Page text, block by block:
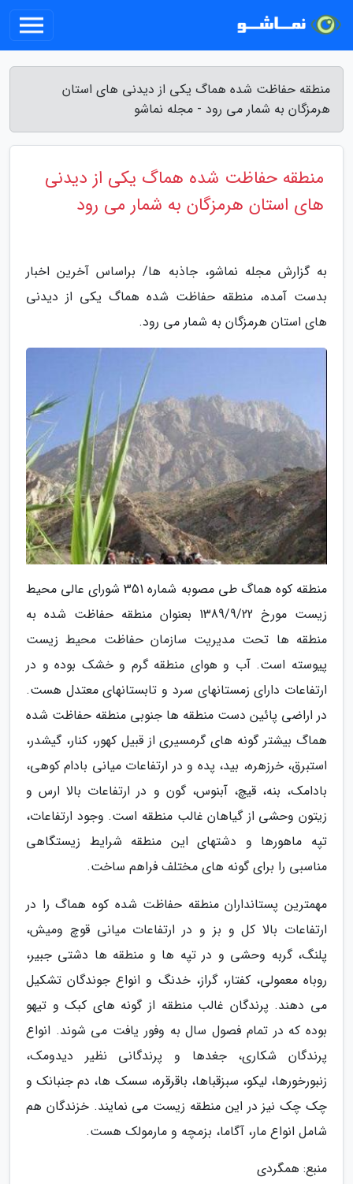
منطقه حفاظت شده هماگ یکی از دیدنی های استان
هرمزگان به شمار می رود - مجله نماشو
منطقه حفاظت شده هماگ یکی از دیدنی
های استان هرمزگان به شمار می رود
به گزارش مجله نماشو، جاذبه ها/ براساس آخرین اخبار
بدست آمده، منطقه حفاظت شده هماگ یکی از دیدنی
های استان هرمزگان به شمار می رود.
منطقه کوه هماگ طی مصوبه شماره 351 شورای عالی محیط
زیست مورخ 1389/9/22 بعنوان منطقه حفاظت شده به
منطقه ها تحت مدیریت سازمان حفاظت محیط زیست
پیوسته است. آب و هوای منطقه گرم و خشک بوده و در
ارتفاعات دارای زمستانهای سرد و تابستانهای معتدل هست.
در اراضی پائین دست منطقه ها جنوبی منطقه حفاظت شده
هماگ بیشتر گونه های گرمسیری از قبیل کهور، کنار، گیشدر،
استبرق، خرزهره، بید، پده و در ارتفاعات میانی بادام کوهی،
بادامک، بنه، قیچ، آبنوس، گون و در ارتفاعات بالا ارس و
زیتون وحشی از گیاهان غالب منطقه است. وجود ارتفاعات،
تپه ماهورها و دشتهای این منطقه شرایط زیستگاهی
مناسبی را برای گونه های مختلف فراهم ساخت.
مهمترین پستانداران منطقه حفاظت شده کوه هماگ را در
ارتفاعات بالا کل و بز و در ارتفاعات میانی قوچ ومیش،
پلنگ، گربه وحشی و در تپه ها و منطقه ها دشتی جبیر،
روباه معمولی، کفتار، گراز، خدنگ و انواع جوندگان تشکیل
می دهند. پرندگان غالب منطقه از گونه های کبک و تیهو
بوده که در تمام فصول سال به وفور یافت می شوند. انواع
پرندگان شکاری، جغدها و پرندگانی نظیر دیدومک،
زنبورخورها، لیکو، سبزقباها، باقرقره، سسک ها، دم جنبانک و
چک چک نیز در این منطقه زیست می نمایند. خزندگان هم
شامل انواع مار، آگاما، بزمچه و مارمولک هست.
منبع: همگردی